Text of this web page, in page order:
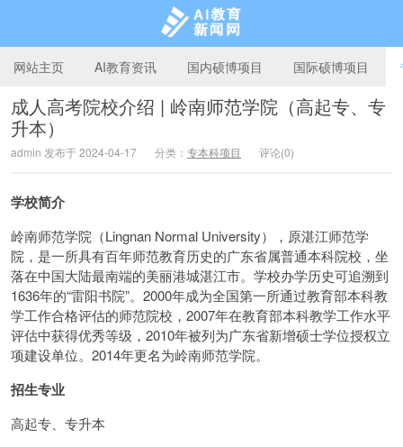
网站主页 AI教育资讯 国内硕博项目 国际硕博项目
成人高考院校介绍 | 岭南师范学院（高起专、专
升本）
admin 发布于 2024-04-17 分类： 专本科项目 评论(0)
学校简介
岭南师范学院（Lingnan Normal University），原湛江师范学
院，是一所具有百年师范教育历史的广东省属普通本科院校，坐
落在中国大陆最南端的美丽港城湛江市。学校办学历史可追溯到
1636年的“雷阳书院”。2000年成为全国第一所通过教育部本科教
学工作合格评估的师范院校，2007年在教育部本科教学工作水平
评估中获得优秀等级，2010年被列为广东省新增硕士学位授权立
项建设单位。2014年更名为岭南师范学院。
招生专业
高起专、专升本